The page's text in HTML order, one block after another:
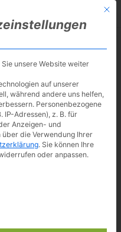
Kanal ▶︎
sortiert
Test
Test
im Test
Mit
unsere Website weiter
auf unserer
während andere uns helfen,
Personenbezogene
IP-Adressen), z. B. für
Anzeigen- und
die Verwendung Ihrer
. Sie können Ihre
oder anpassen.
für die eine